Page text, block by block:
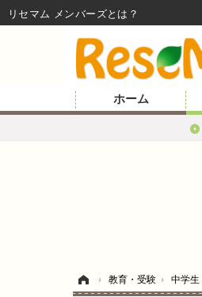
ホーム
› 教育・受験 › 中学生
リセマム メンバーズ